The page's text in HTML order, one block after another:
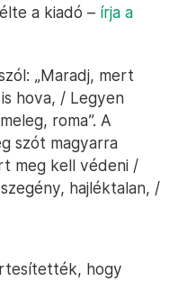
a kiadó – írja a
„Maradj, mert
hova, / Legyen
roma”. A
szót magyarra
meg kell védeni /
hajléktalan, /
hogy